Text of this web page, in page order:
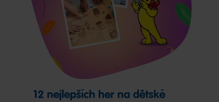
12 nejlepších her na dětské